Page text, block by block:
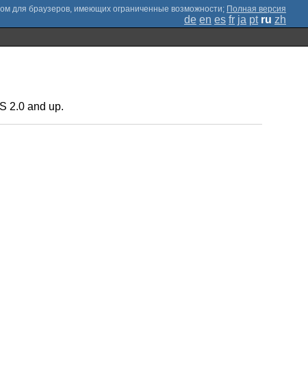
; Полная версия
de en es fr ja pt ru zh
2.0 and up.